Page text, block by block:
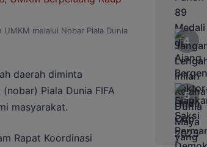
melalui Nobar Piala Dunia
daerah diminta
Piala Dunia FIFA
masyarakat.
Rapat Koordinasi